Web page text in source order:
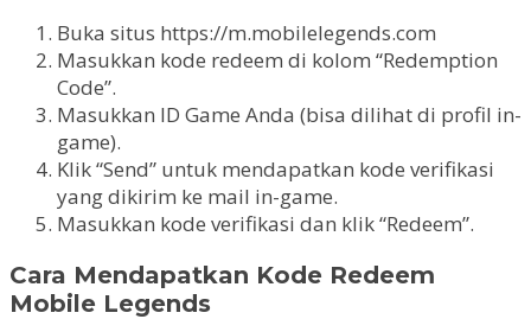
Buka situs https://m.mobilelegends.com
Masukkan kode redeem di kolom “Redemption
Code”.
Masukkan ID Game Anda (bisa dilihat di profil in-
game).
Klik “Send” untuk mendapatkan kode verifikasi
yang dikirim ke mail in-game.
Masukkan kode verifikasi dan klik “Redeem”.
Cara Mendapatkan Kode Redeem
Mobile Legends